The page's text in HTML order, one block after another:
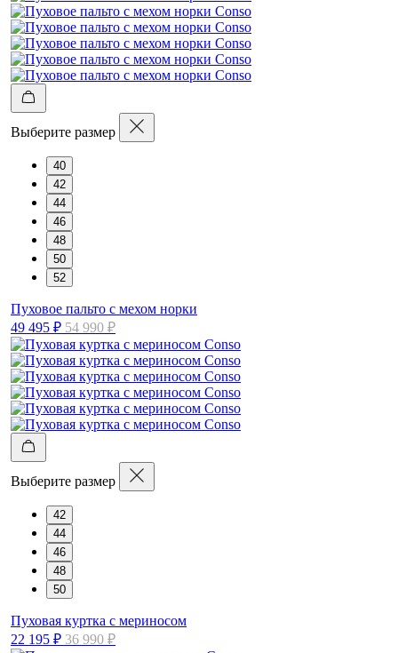
Выберите размер
40
42
44
46
48
50
52
Пуховое пальто с мехом норки
49 495 ₽ 54 990 ₽
Выберите размер
42
44
46
48
50
Пуховая куртка с мериносом
22 195 ₽ 36 990 ₽